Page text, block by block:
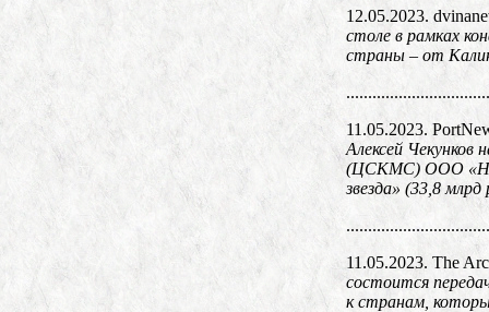
12.05.2023.
столе в рамках
страны – от
11.05.2023.
Алексей
(ЦСКМС) ООО
звезда» (33,8 млрд
11.05.2023. The
состоится
к странам,